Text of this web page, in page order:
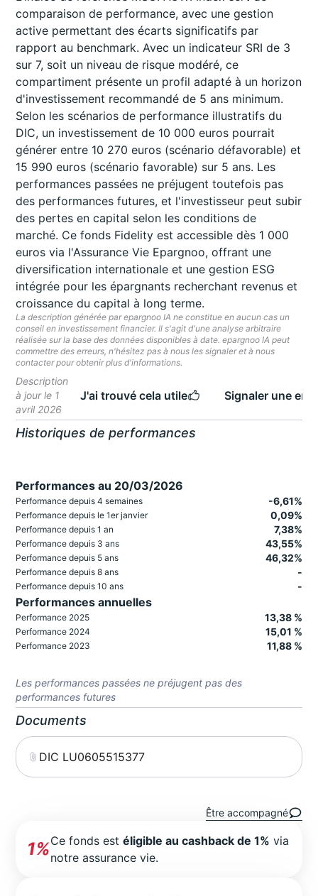
comparaison de performance, avec une gestion
active permettant des écarts significatifs par
rapport au benchmark. Avec un indicateur SRI de 3
sur 7, soit un niveau de risque modéré, ce
compartiment présente un profil adapté à un horizon
d'investissement recommandé de 5 ans minimum.
Selon les scénarios de performance illustratifs du
DIC, un investissement de 10 000 euros pourrait
générer entre 10 270 euros (scénario défavorable) et
15 990 euros (scénario favorable) sur 5 ans. Les
performances passées ne préjugent toutefois pas
des performances futures, et l'investisseur peut subir
des pertes en capital selon les conditions de
marché. Ce fonds Fidelity est accessible dès 1 000
euros via l'Assurance Vie Epargnoo, offrant une
diversification internationale et une gestion ESG
intégrée pour les épargnants recherchant revenus et
croissance du capital à long terme.
La description générée par epargnoo IA ne constitue en aucun cas un
conseil en investissement financier. Il s'agit d'une analyse arbitraire
réalisée sur la base des données disponibles à date. epargnoo IA peut
commettre des erreurs, n'hésitez pas à nous les signaler et à nous
contacter pour obtenir plus d'informations.
Description
à jour le 1
avril 2026
J'ai trouvé cela utile Signaler une
Historiques de performances
Performances au 20/03/2026
Performance depuis 4 semaines -6,61%
Performance depuis le 1er janvier 0,09%
Performance depuis 1 an 7,38%
Performance depuis 3 ans 43,55%
Performance depuis 5 ans 46,32%
Performance depuis 8 ans -
Performance depuis 10 ans -
Performances annuelles
Performance 2025 13,38 %
Performance 2024 15,01 %
Performance 2023 11,88 %
Les performances passées ne préjugent pas des
performances futures
Documents
DIC LU0605515377
Être accompagné
1%Ce fonds estéligible au cashback de 1% via
notre assurance vie.